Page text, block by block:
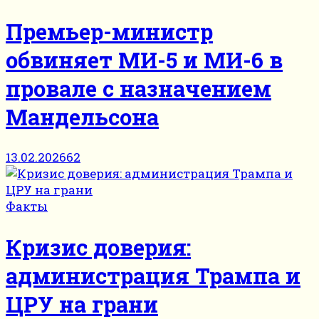
Премьер-министр
обвиняет МИ-5 и МИ-6 в
провале с назначением
Мандельсона
13.02.202662
Факты
Кризис доверия:
администрация Трампа и
ЦРУ на грани